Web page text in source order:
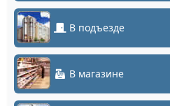
В подъезде
В магазине